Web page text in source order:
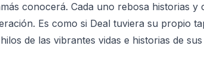
conocerá. Cada uno rebosa historias y
Es como si Deal tuviera su propio
de las vibrantes vidas e historias de